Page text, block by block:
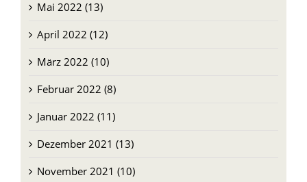
Mai 2022 (13)
April 2022 (12)
März 2022 (10)
Februar 2022 (8)
Januar 2022 (11)
Dezember 2021 (13)
November 2021 (10)